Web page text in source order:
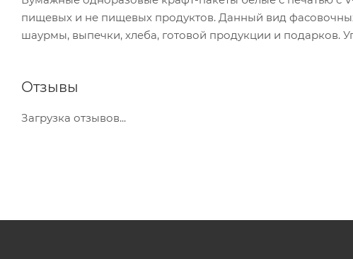
пищевых и не пищевых продуктов. Данный вид
шаурмы, выпечки, хлеба, готовой продукции и подарков.
Отзывы
Загрузка отзывов...